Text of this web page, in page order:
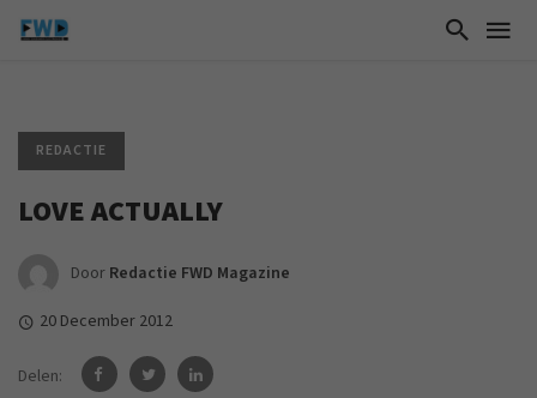
REDACTIE
LOVE ACTUALLY
Door Redactie FWD Magazine
20 December 2012
Delen: